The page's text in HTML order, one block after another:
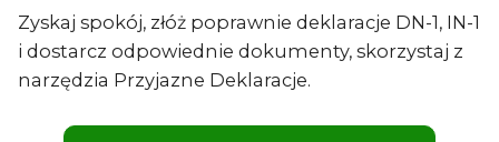
Zyskaj spokój, złóż poprawnie deklaracje DN-1, IN-1
i dostarcz odpowiednie dokumenty, skorzystaj z
narzędzia Przyjazne Deklaracje.